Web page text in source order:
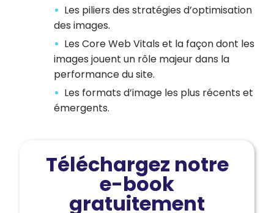
Les piliers des stratégies d’optimisation
des images.
Les Core Web Vitals et la façon dont les
images jouent un rôle majeur dans la
performance du site.
Les formats d’image les plus récents et
émergents.
Téléchargez notre
e-book
gratuitement